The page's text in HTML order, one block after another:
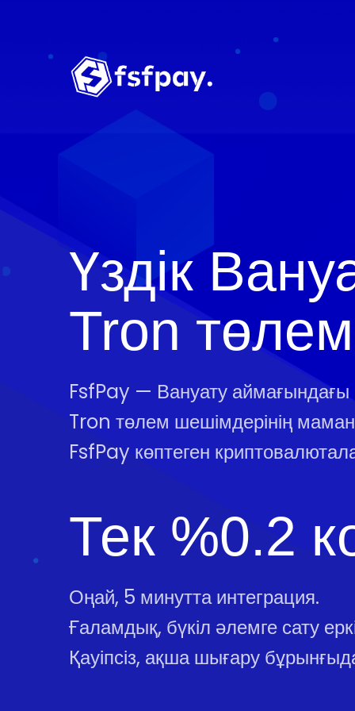
Үздік
Tron
FsfPay — Вануату аймағындағы
Tron төлем шешімдерінің
FsfPay көптеген
Тек %0.2
Оңай, 5 минутта интеграция.
Ғаламдық, бүкіл әлемге сату
Қауіпсіз, ақша шығару